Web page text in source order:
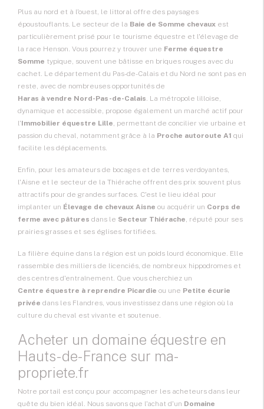
Plus au nord et à l'ouest, le littoral offre des paysages
époustouflants. Le secteur de la Baie de Somme chevaux est
particulièrement prisé pour le tourisme équestre et l'élevage de
la race Henson. Vous pourrez y trouver une Ferme équestre
Somme typique, souvent une bâtisse en briques rouges avec du
cachet. Le département du Pas-de-Calais et du Nord ne sont pas en
reste, avec de nombreuses opportunités de
Haras à vendre Nord-Pas-de-Calais. La métropole lilloise,
dynamique et accessible, propose également un marché actif pour
l'Immobilier équestre Lille, permettant de concilier vie urbaine et
passion du cheval, notamment grâce à la Proche autoroute A1 qui
facilite les déplacements.
Enfin, pour les amateurs de bocages et de terres verdoyantes,
l'Aisne et le secteur de la Thiérache offrent des prix souvent plus
attractifs pour de grandes surfaces. C'est le lieu idéal pour
implanter un Élevage de chevaux Aisne ou acquérir un Corps de
ferme avec pâtures dans le Secteur Thiérache, réputé pour ses
prairies grasses et ses églises fortifiées.
La filière équine dans la région est un poids lourd économique. Elle
rassemble des milliers de licenciés, de nombreux hippodromes et
des centres d'entraînement. Que vous cherchiez un
Centre équestre à reprendre Picardie ou une Petite écurie
privée dans les Flandres, vous investissez dans une région où la
culture du cheval est vivante et soutenue.
Acheter un domaine équestre en
Hauts-de-France sur ma-
propriete.fr
Notre portail est conçu pour accompagner les acheteurs dans leur
quête du bien idéal. Nous savons que l'achat d'un Domaine